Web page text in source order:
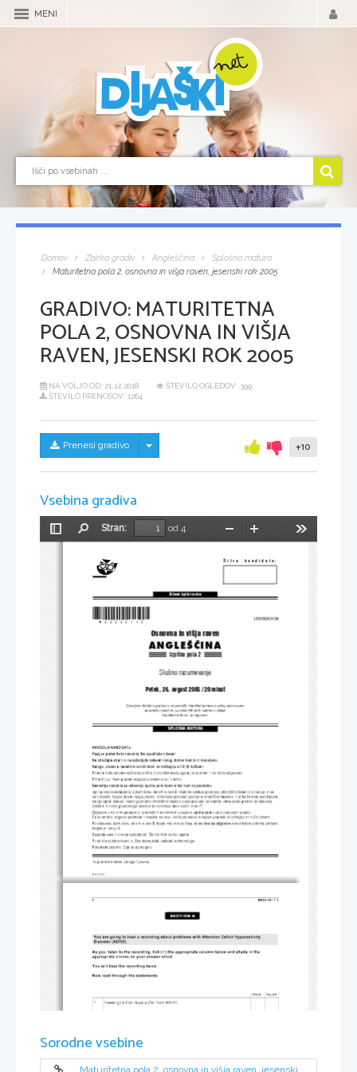
MENI
Domov Zbirka gradiv Angleščina
Splošna matura
Maturitetna pola 2, osnovna in višja raven, jesenski rok 2005
GRADIVO:MATURITETNA
POLA 2, OSNOVNA IN VIŠJA
RAVEN, JESENSKI ROK 2005
NA VOLJO OD: 21.12.2018
ŠTEVILO OGLEDOV: 399
ŠTEVILO PRENOSOV: 1264
Prenesi gradivo Skrij/prikaži meni +10
Vsebina gradiva
Preklopi
Stran:
od 4
Pomanjšaj
[ifra  kandidata:
© RI C  20 0 5
Dr`avni izpitni center
JESENSKI ROK
Osnovna in vi{ja raven
ANGLE[^INA
Izpitna pola 2
Slu{no razumevanje
Petek, 26. avgust 2005 / 20 minut
Dovoljeno dodatno gradivo in prip omočki: kandidat prinese s sebo j  nalivno pero
ali kemični sv inčnik, s vinčnik  HB  ali B, radirko in ši lček.
Kandidat dobi li st za odgovore.
SPLOŠNA MATURA
NAVO DILA KA NDID ATU
Pazljivo preberite ta navodila. Ne izpuščajte ničesar!
Ne obračajte strani in ne začenjajte reševati nalog, dokler Vam to ni dovoljeno.
Naloge, pisane z navadnim svinčnikom, se točkujejo z nič (0) točkami.
Prilepite kodo oziroma vp išite svo jo šifro (v okvirček desno zgoraj n a tej strani in na list za odgov ore).
Pišite čit ljivo.  Vsak pravilen  odgo vor je vreden eno (1) točko.
Naslednja navodila za reševanje izpitne pole boste slišali tudi na posnetku.
Izpitna pola je sestav ljena iz dveh  delov, dela A in de la B.  Vsak del  vsebuje govorjeno izhodiš čno be sedilo in nalogo, ki  se
nanj nanaša. Najprej boste nalog o prebrali, nato boste poslušali go vorjeno izhodiščno besedi lo in lah ko že med poslušanjem
nalogo sproti reševali. V sako gov orjeno izhodiščno besedilo b oste  poslušali po dvakrat, vmes pa bo  premor za reševanje.
Začetek in konec govorjenega be sedila bo označeval ta kle zvočni  znak /*/.
Odgovore z nalivnim peresom ali  s kemičnim svin čnikom vpisu jte v  izpitno polo v za to predvideni prostor.
Če se zmotite, odgovor prečrtajte  in napišite na novo. Ne čitljive reš itve in nejasni popravki  se točkuje jo z nič (0) točkami.
Po reševanju obeh delov, de la A i n dela B, boste imeli m inuto časa,  da na listu za odgovore s svinč nikom počrnite ustrezne
krogce pri nalogi A.
Zaupajte vase in v svoje spo sobn osti. Želimo Vam vel iko uspeha.
To so bila splošna navodila. Zdaj  boste začeli reševati i zpitne nalog e.
Poslušajte po zorno. Odprite izpitn o polo.
Ta pola ima 4 strani, od tega 1 prazno.
2 M052-241-1-2
SECTIO N A
You are going to hea r a  r ecording about probl ems  with  Attention Defic it H yp eractivit y
Disorde r ( A DHD).
A s   you li sten to the r ecor ding, tick ( 9 ) the appropri ate column be low and shade in the
appropriate  ci rcle s on  yo ur answer she et.
You will hear the  reco rdin g twice.
Now read through the sta tements.
TRUE                                                                  FALSE
1. Few er g irls th an b o y s suffer from ADHD.
5. Different kinds of treatment w ere tri ed  on Willo w.
7. It is p ossibl e to co ntro l her  easil y   w hen  she t akes medication .
Sorodne vsebine
Maturitetna pola 2, osnovna in višja raven, jesenski